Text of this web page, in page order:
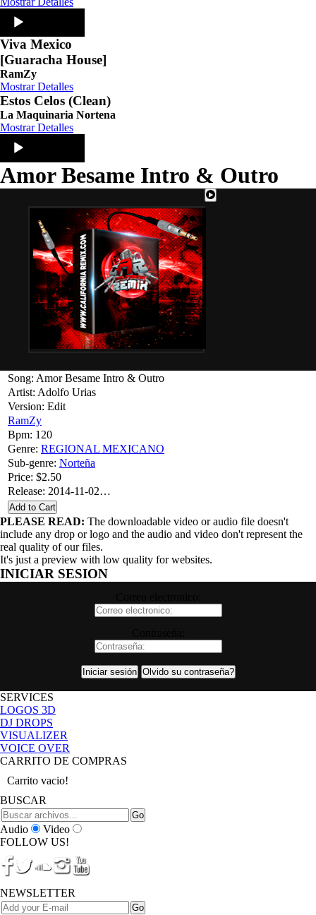
Audio
Player
Viva Mexico
[Guaracha House]
RamZy
Mostrar Detalles
Estos Celos (Clean)
La Maquinaria Nortena
Mostrar Detalles
Audio
Player
Amor Besame Intro & Outro
Song: Amor Besame Intro & Outro
Artist: Adolfo Urias
Version: Edit
RamZy
Bpm: 120
Genre: REGIONAL MEXICANO
Sub-genre: Norteña
Price: $2.50
Release: 2014-11-02…
PLEASE READ: The downloadable video or audio file doesn't
include any drop or logo and the audio and video don't represent the
real quality of our files.
It's just a preview with low quality for websites.
INICIAR SESION
SERVICES
LOGOS 3D
DJ DROPS
VISUALIZER
VOICE OVER
CARRITO DE COMPRAS
Carrito vacio!
BUSCAR
Audio
Video
FOLLOW US!
NEWSLETTER